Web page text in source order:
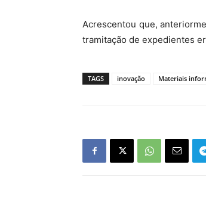
Acrescentou que,
tramitação de expedientes
TAGS inovação Materiais